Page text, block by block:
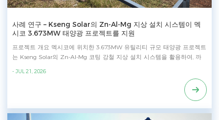
사례 연구 – Kseng Solar의 Zn-Al-Mg 지상 설치 시스템이 멕
시코 3.673MW 태양광 프로젝트를 지원
프로젝트 개요 멕시코에 위치한 3.673MW 유틸리티 규모 태양광 프로젝트
는 Kseng Solar의 Zn-Al-Mg 코팅 강철 지상 설치 시스템을 활용하여, 까
조물과 비교해 부식에 대한 보호 성능을 향상시킵니다. 제조 역량 전 세계
태양광 프로젝트에 안정적인 공급과 일관된 품질을 보장하기 위해 Kseng
롤 프레싱, 천공, 절곡 및 레이저 절단 공정을 모두 수행합니다. 연간
- JUL 21, 2026